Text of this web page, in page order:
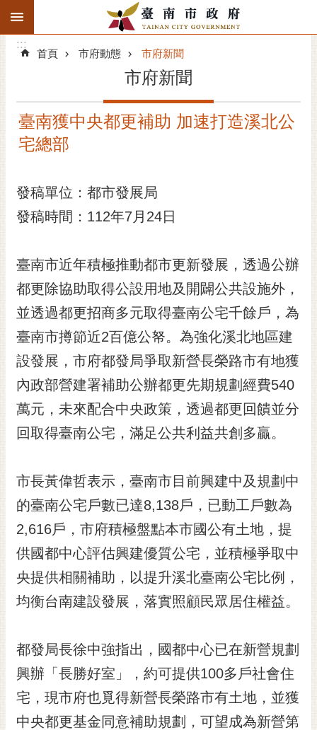
跳到主要內容區塊
搜
階
精彩府城
市府團隊
主題服務
市政資訊
市民互動
黃
偉
哲
螢
光
花
泉
桐
花
祭
網
站
導
覽
RSS
訂
閱
電
子
:::
:::
首頁 市府動態 市府新聞
市府新聞
臺南獲中央都更補助 加速打造溪北公
宅總部
發稿單位：都市發展局
發稿時間：112年7月24日
臺南市近年積極推動都市更新發展，透過公辦
都更除協助取得公設用地及開闢公共設施外，
並透過都更招商多元取得臺南公宅千餘戶，為
臺南市撙節近2百億公帑。為強化溪北地區建
設發展，市府都發局爭取新營長榮路市有地獲
內政部營建署補助公辦都更先期規劃經費540
萬元，未來配合中央政策，透過都更回饋並分
回取得臺南公宅，滿足公共利益共創多贏。
市長黃偉哲表示，臺南市目前興建中及規劃中
的臺南公宅戶數已達8,138戶，已動工戶數為
2,616戶，市府積極盤點本市國公有土地，提
供國都中心評估興建優質公宅，並積極爭取中
央提供相關補助，以提升溪北臺南公宅比例，
均衡台南建設發展，落實照顧民眾居住權益。
都發局長徐中強指出，國都中心已在新營規劃
興辦「長勝好室」，約可提供100多戶社會住
宅，現市府也覓得新營長榮路市有土地，並獲
中央都更基金同意補助規劃，可望成為新營第